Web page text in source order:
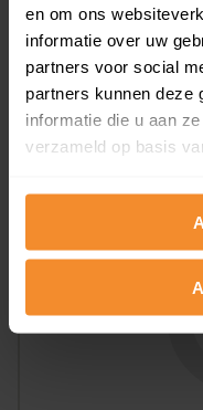
en om ons
informatie over uw
partners voor social
partners kunnen deze
informatie die u aan
verzameld op basis
27%